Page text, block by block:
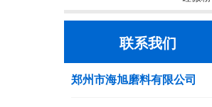
联系我们
郑州市海旭磨料有限公司